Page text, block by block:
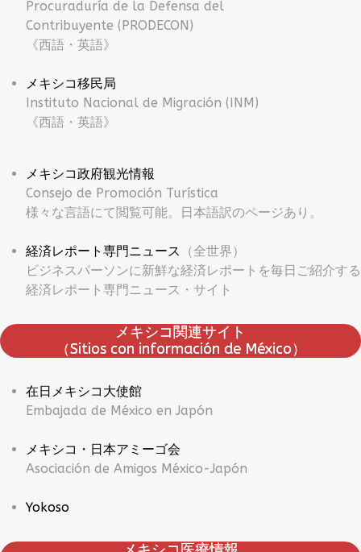
Procuraduría de la Defensa del
Contribuyente (PRODECON)
《西語・英語》
メキシコ移民局
Instituto Nacional de Migración (INM)
《西語・英語》
メキシコ政府観光情報
Consejo de Promoción Turística
様々な言語にて閲覧可能。日本語訳のページあり。
経済レポート専門ニュース
（全世界）
ビジネスパーソンに新鮮な経済レポートを毎日ご紹介する
経済レポート専門ニュース・サイト
メキシコ関連サイト
（Sitios con información de México）
在日メキシコ大使館
Embajada de México en Japón
メキシコ・日本アミーゴ会
Asociación de Amigos México-Japón
Yokoso